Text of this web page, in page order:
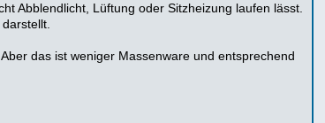
Abblendlicht, Lüftung oder Sitzheizung laufen lässt.
das ist weniger Massenware und entsprechend